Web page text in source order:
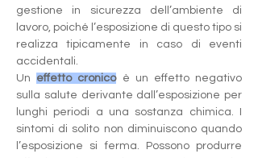
gestione in sicurezza dell’ambiente di
lavoro, poiché l’esposizione di questo tipo si
realizza tipicamente in caso di eventi
accidentali.
Un effetto cronico è un effetto negativo
sulla salute derivante dall’esposizione per
lunghi periodi a una sostanza chimica. I
sintomi di solito non diminuiscono quando
l’esposizione si ferma. Possono produrre